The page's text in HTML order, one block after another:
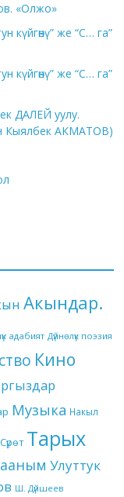
«Олжо»
күйгөнү” же “С… га”
күйгөнү” же “С… га”
ДАЛЕЙ уулу.
Кыялбек АКМАТОВ)
Акындар.
адабият Дүйнөлүк поэзия
Кино
Музыка Накыл
Сүрөт Тарых
Улуттук
Ш. Дүйшеев